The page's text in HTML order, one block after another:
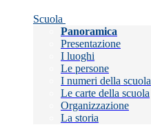
Scuola
Panoramica
Presentazione
I luoghi
Le persone
I numeri della scuola
Le carte della scuola
Organizzazione
La storia